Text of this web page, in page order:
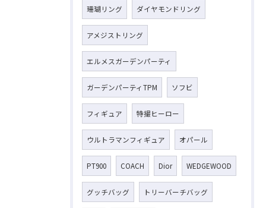
珊瑚リング ダイヤモンドリング
アメジストリング
エルメスガーデンパーティ
ガーデンパーティTPM ソフビ
フィギュア 特撮ヒーロー
ウルトラマンフィギュア オパール
PT900 COACH Dior WEDGEWOOD
グッチバッグ トリーバーチバッグ